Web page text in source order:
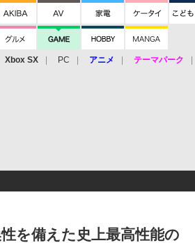
Xbox SX PC アニメ テーマパーク
を備えた史上最高性能の